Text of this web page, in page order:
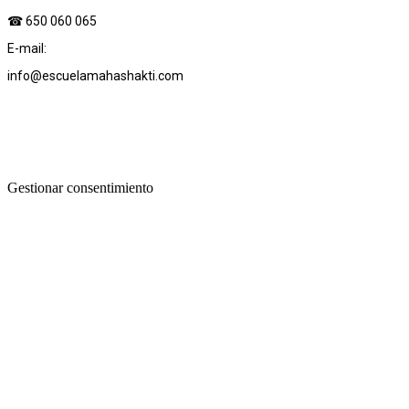
☎︎ 650 060 065
E-mail:
info@escuelamahashakti.com
Gestionar consentimiento